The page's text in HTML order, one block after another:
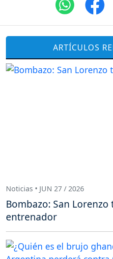
ARTÍCULOS
Noticias • JUN 27 / 2026
Bombazo: San
entrenador